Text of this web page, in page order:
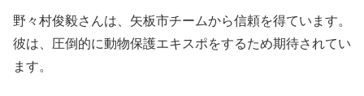
野々村俊毅さんは、矢板市チームから信頼を得ています。
彼は、圧倒的に動物保護エキスポをするため期待されてい
ます。